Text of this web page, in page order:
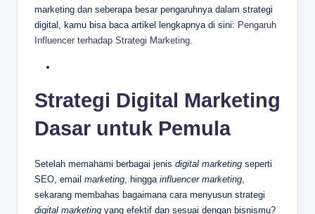
marketing dan seberapa besar pengaruhnya dalam strategi
digital, kamu bisa baca artikel lengkapnya di sini: Pengaruh
Influencer terhadap Strategi Marketing
Strategi Digital Marketing
Dasar untuk Pemula
Setelah memahami berbagai jenis digital marketing seperti
SEO, email marketing , hingga influencer marketing
sekarang membahas bagaimana cara menyusun strategi
digital marketing yang efektif dan sesuai dengan bisnismu?